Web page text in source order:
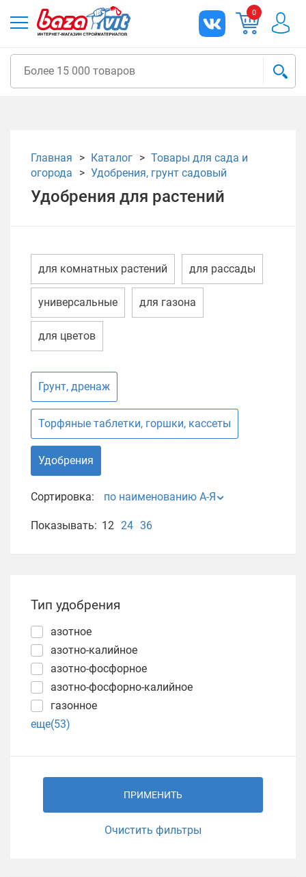
0
Главная Каталог
Товары для сада и
огорода
Удобрения, грунт садовый
Удобрения для растений
для комнатных растений для рассады
универсальные для газона
для цветов
Грунт, дренаж
Торфяные таблетки, горшки, кассеты
Удобрения
Сортировка: по наименованию А-Я
Показывать: 12 24 36
Тип удобрения
азотное
азотно-калийное
азотно-фосфорное
азотно-фосфорно-калийное
газонное
еще(53)
ПРИМЕНИТЬ
Очистить фильтры